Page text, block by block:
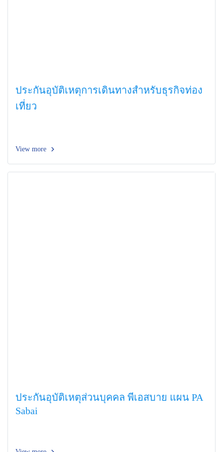
ประกันอุบัติเหตุการเดินทางสำหรับธุรกิจท่อง
เที่ยว
View more
ประกันอุบัติเหตุส่วนบุคคล พีเอสบาย แผน PA
Sabai